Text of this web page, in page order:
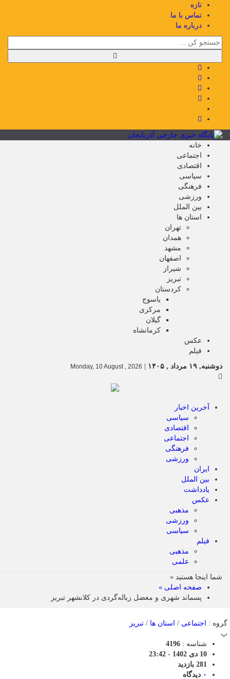
تازه
تماس با ما
درباره ما
خانه
اجتماعی
اقتصادی
سیاسی
فرهنگی
ورزشی
بین الملل
استان ها
تهران
همدان
مشهد
اصفهان
شیراز
تبریز
کردستان
یاسوج
مرکزی
گیلان
کرمانشاه
عکس
فیلم
دوشنبه, ۱۹ مرداد , ۱۴۰۵
Monday, 10 August , 2026
آخرین اخبار
سیاسی
اقتصادی
اجتماعی
فرهنگی
ورزشی
ایران
بین الملل
یادداشت
عکس
مذهبی
ورزشی
سیاسی
فیلم
مذهبی
علمی
شما اینجا هستید »
صفحه اصلی »
پسماند شهری و معضل زباله‌گردی در کلانشهر تبریز
گروه : اجتماعی / استان ها / تبریز
پ
شناسه : 4196
10 دی 1402 - 23:42
281 بازدید
۰ دیدگاه